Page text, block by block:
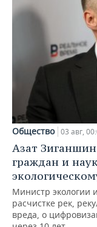
Общество 03 авг,
Азат
граждан и
Министр экологии
расчистке рек,
вреда, о